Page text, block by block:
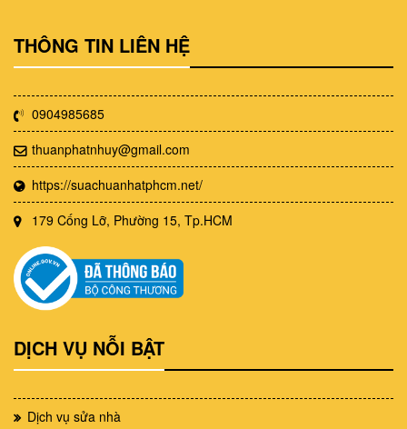
THÔNG TIN LIÊN HỆ
0904985685
thuanphatnhuy@gmail.com
https://suachuanhatphcm.net/
179 Cống Lỡ, Phường 15, Tp.HCM
DỊCH VỤ NỖI BẬT
Dịch vụ sửa nhà